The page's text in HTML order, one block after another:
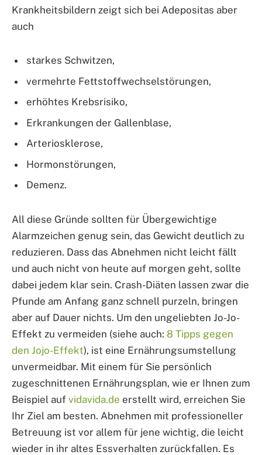
Krankheitsbildern zeigt sich bei Adepositas aber
auch
starkes Schwitzen,
vermehrte Fettstoffwechselstörungen,
erhöhtes Krebsrisiko,
Erkrankungen der Gallenblase,
Arteriosklerose,
Hormonstörungen,
Demenz.
All diese Gründe sollten für Übergewichtige
Alarmzeichen genug sein, das Gewicht deutlich zu
reduzieren. Dass das Abnehmen nicht leicht fällt
und auch nicht von heute auf morgen geht, sollte
dabei jedem klar sein. Crash-Diäten lassen zwar die
Pfunde am Anfang ganz schnell purzeln, bringen
aber auf Dauer nichts. Um den ungeliebten Jo-Jo-
Effekt zu vermeiden (siehe auch: 8 Tipps gegen
den Jojo-Effekt), ist eine Ernährungsumstellung
unvermeidbar. Mit einem für Sie persönlich
zugeschnittenen Ernährungsplan, wie er Ihnen zum
Beispiel auf vidavida.de erstellt wird, erreichen Sie
Ihr Ziel am besten. Abnehmen mit professioneller
Betreuung ist vor allem für jene wichtig, die leicht
wieder in ihr altes Essverhalten zurückfallen. Es